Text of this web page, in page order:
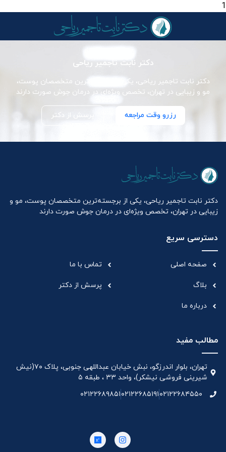
1
دکتر نابت تاجمیر ریاحی
دکتر نابت تاجمیر ریاحی، یکی از برجسته‌ترین متخصصان پوست،
مو و زیبایی در تهران، تخصص ویژه‌ای در درمان جوش صورت دارند
رزرو وقت مراجعه پرسش از دکتر
دکتر نابت تاجمیر ریاحی، یکی از برجسته‌ترین متخصصان پوست، مو و
زیبایی در تهران، تخصص ویژه‌ای در درمان جوش صورت دارند
دسترسی سریع
صفحه اصلی
بلاگ
درباره ما
تماس با ما
پرسش از دکتر
مطالب مفید
تهران، بلوار اندرزگو، نبش خیابان عبداللهی جنوبی، پلاک ۷۰(نیش
شیرینی فروشی نیشکر)، واحد ۳۳ ، طبقه ۵
۰۲۱۲۲۶۸۴۵۵۰۰۲۱۲۲۶۸۵۱۹۱۰۲۱۲۲۶۸۹۸۵۱